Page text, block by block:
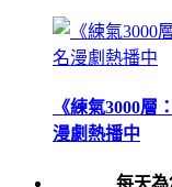
《練氣3000
漫劇熱播中